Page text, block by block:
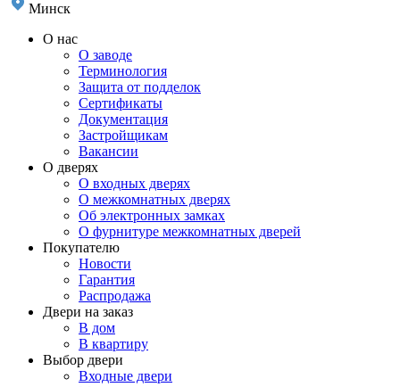
Минск
О нас
О заводе
Терминология
Защита от подделок
Сертификаты
Документация
Застройщикам
Вакансии
О дверях
О входных дверях
О межкомнатных дверях
Об электронных замках
О фурнитуре межкомнатных дверей
Покупателю
Новости
Гарантия
Распродажа
Двери на заказ
В дом
В квартиру
Выбор двери
Входные двери